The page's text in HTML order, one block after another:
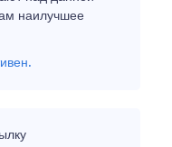
наилучшее